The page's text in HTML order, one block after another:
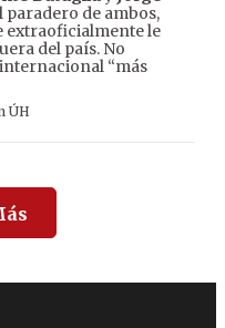
paradero de ambos,
extraoficialmente le
del país. No
“más
ÚH